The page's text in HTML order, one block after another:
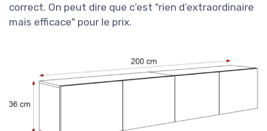
correct. On peut dire que c’est "rien d’extraordinaire
mais efficace" pour le prix.